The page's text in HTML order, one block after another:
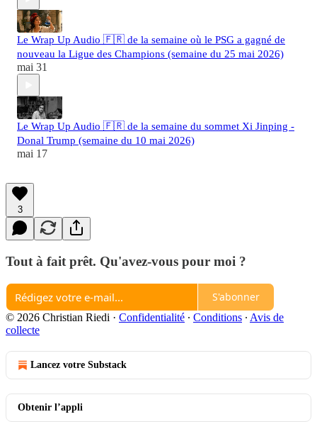
Le Wrap Up Audio 🇫🇷 de la semaine où le PSG a gagné de
nouveau la Ligue des Champions (semaine du 25 mai 2026)
mai 31
Le Wrap Up Audio 🇫🇷 de la semaine du sommet Xi Jinping -
Donal Trump (semaine du 10 mai 2026)
mai 17
3
Tout à fait prêt. Qu'avez-vous pour moi ?
S'abonner
© 2026 Christian Riedi · Confidentialité ∙ Conditions ∙ Avis de
collecte
Lancez votre Substack
Obtenir l’appli